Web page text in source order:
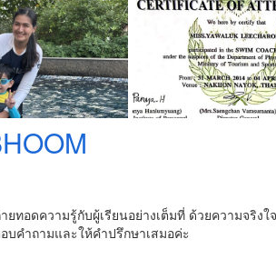
ทอดความรู้กับผู้เรียนอย่างเต็มที่ ด้วยความจริงใจ
คำถามและให้คำปรึกษาเสมอค่ะ